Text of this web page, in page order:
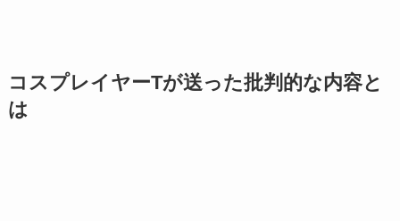
コスプレイヤーTが送った批判的な内容と
は